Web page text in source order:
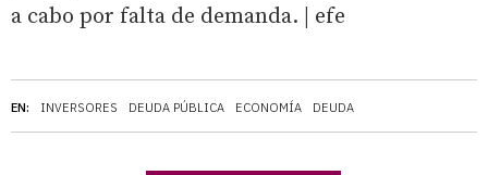
EN: INVERSORES DEUDA PÚBLICA ECONOMÍA DEUDA
a cabo por falta de demanda. | efe